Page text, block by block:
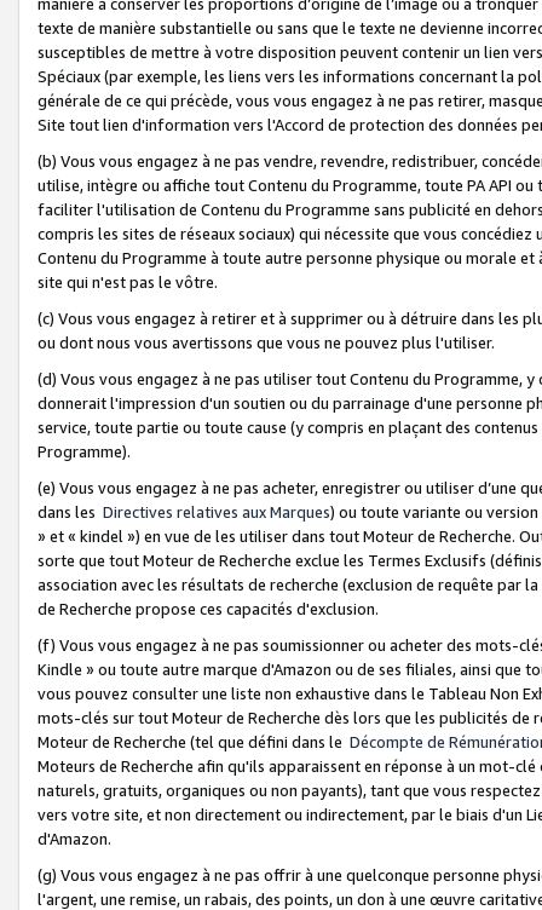
texte de manière substantielle ou sans que le texte ne devienne
susceptibles de mettre à votre disposition peuvent contenir un lien
Spéciaux (par exemple, les liens vers les informations concernant la
générale de ce qui précède, vous vous engagez à ne pas retirer,
Site tout lien d'information vers l'Accord de protection des données
(b) Vous vous engagez à ne pas vendre, revendre, redistribuer,
utilise, intègre ou affiche tout Contenu du Programme, toute PA API
faciliter l'utilisation de Contenu du Programme sans publicité en
compris les sites de réseaux sociaux) qui nécessite que vous
Contenu du Programme à toute autre personne physique ou morale
site qui n'est pas le vôtre.
(c) Vous vous engagez à retirer et à supprimer ou à détruire dans les
ou dont nous vous avertissons que vous ne pouvez plus l'utiliser.
(d) Vous vous engagez à ne pas utiliser tout Contenu du Programme,
donnerait l'impression d'un soutien ou du parrainage d'une personne
service, toute partie ou toute cause (y compris en plaçant des
Programme).
(e) Vous vous engagez à ne pas acheter, enregistrer ou utiliser d’une
dans les Directives relatives aux Marques) ou toute variante ou
» et « kindel ») en vue de les utiliser dans tout Moteur de Recherche.
sorte que tout Moteur de Recherche exclue les Termes Exclusifs
association avec les résultats de recherche (exclusion de requête
de Recherche propose ces capacités d'exclusion.
(f) Vous vous engagez à ne pas soumissionner ou acheter des mots-
Kindle » ou toute autre marque d'Amazon ou de ses filiales, ainsi que
vous pouvez consulter une liste non exhaustive dans le Tableau Non
mots-clés sur tout Moteur de Recherche dès lors que les publicités de
Moteur de Recherche (tel que défini dans le Décompte de
Moteurs de Recherche afin qu'ils apparaissent en réponse à un mot-
naturels, gratuits, organiques ou non payants), tant que vous
vers votre site, et non directement ou indirectement, par le biais d'un
d'Amazon.
(g) Vous vous engagez à ne pas offrir à une quelconque personne
l'argent, une remise, un rabais, des points, un don à une œuvre